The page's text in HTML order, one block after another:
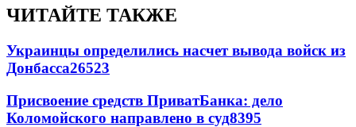
ЧИТАЙТЕ ТАКЖЕ
Украинцы определились насчет вывода войск из
Донбасса26523
Присвоение средств ПриватБанка: дело
Коломойского направлено в суд8395